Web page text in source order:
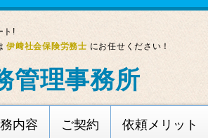
ト!
伊﨑社会保険労務士 にお任せください！
管理事務所
内容 ご契約 依頼メリット